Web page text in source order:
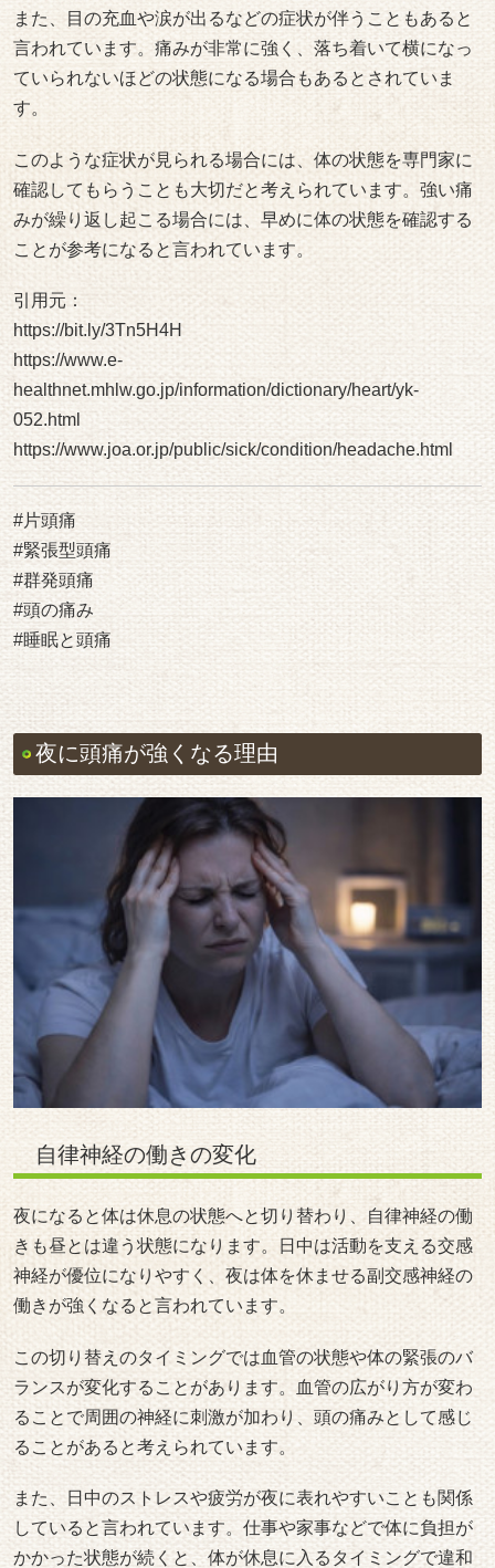
また、目の充血や涙が出るなどの症状が伴うこともあると
言われています。痛みが非常に強く、落ち着いて横になっ
ていられないほどの状態になる場合もあるとされていま
す。
このような症状が見られる場合には、体の状態を専門家に
確認してもらうことも大切だと考えられています。強い痛
みが繰り返し起こる場合には、早めに体の状態を確認する
ことが参考になると言われています。
引用元：
https://bit.ly/3Tn5H4H
https://www.e-
healthnet.mhlw.go.jp/information/dictionary/heart/yk-
052.html
https://www.joa.or.jp/public/sick/condition/headache.html
#片頭痛
#緊張型頭痛
#群発頭痛
#頭の痛み
#睡眠と頭痛
夜に頭痛が強くなる理由
自律神経の働きの変化
夜になると体は休息の状態へと切り替わり、自律神経の働
きも昼とは違う状態になります。日中は活動を支える交感
神経が優位になりやすく、夜は体を休ませる副交感神経の
働きが強くなると言われています。
この切り替えのタイミングでは血管の状態や体の緊張のバ
ランスが変化することがあります。血管の広がり方が変わ
ることで周囲の神経に刺激が加わり、頭の痛みとして感じ
ることがあると考えられています。
また、日中のストレスや疲労が夜に表れやすいことも関係
していると言われています。仕事や家事などで体に負担が
かかった状態が続くと、体が休息に入るタイミングで違和